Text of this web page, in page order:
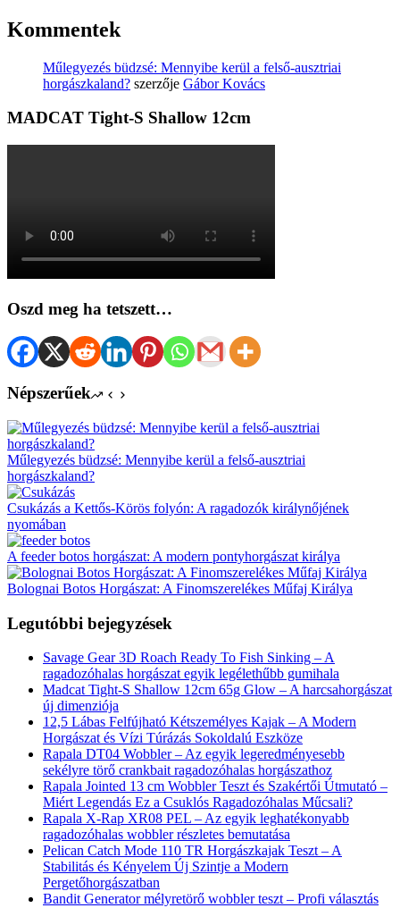
Kommentek
Műlegyezés büdzsé: Mennyibe kerül a felső-ausztriai
horgászkaland? szerzője Gábor Kovács
MADCAT Tight-S Shallow 12cm
Oszd meg ha tetszett…
Népszerűek
Műlegyezés büdzsé: Mennyibe kerül a felső-ausztriai
horgászkaland?
Csukázás a Kettős-Körös folyón: A ragadozók királynőjének
nyomában
A feeder botos horgászat: A modern pontyhorgászat királya
Bolognai Botos Horgászat: A Finomszerelékes Műfaj Királya
Legutóbbi bejegyzések
Savage Gear 3D Roach Ready To Fish Sinking – A
ragadozóhalas horgászat egyik legélethűbb gumihala
Madcat Tight-S Shallow 12cm 65g Glow – A harcsahorgászat
új dimenziója
12,5 Lábas Felfújható Kétszemélyes Kajak – A Modern
Horgászat és Vízi Túrázás Sokoldalú Eszköze
Rapala DT04 Wobbler – Az egyik legeredményesebb
sekélyre törő crankbait ragadozóhalas horgászathoz
Rapala Jointed 13 cm Wobbler Teszt és Szakértői Útmutató –
Miért Legendás Ez a Csuklós Ragadozóhalas Műcsali?
Rapala X-Rap XR08 PEL – Az egyik leghatékonyabb
ragadozóhalas wobbler részletes bemutatása
Pelican Catch Mode 110 TR Horgászkajak Teszt – A
Stabilitás és Kényelem Új Szintje a Modern
Pergetőhorgászatban
Bandit Generator mélyretörő wobbler teszt – Profi választás